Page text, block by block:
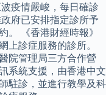
疫情嚴峻，每日確診
府已安排指定診所予
。 《香港財經時報》
上診症服務的診所。
院管理局三方合作營
系統支援，由香港中文
駐診，並進行教學及科